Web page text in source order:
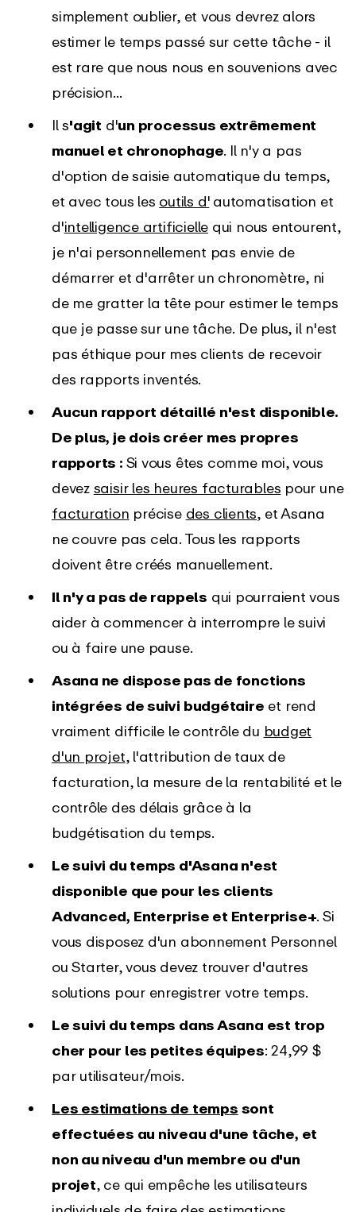
simplement oublier, et vous devrez alors
estimer le temps passé sur cette tâche - il
est rare que nous nous en souvenions avec
précision...
Il s'agit d'un processus extrêmement
manuel et chronophage. Il n'y a pas
d'option de saisie automatique du temps,
et avec tous les outils d'automatisation et
d'intelligence artificielle qui nous entourent,
je n'ai personnellement pas envie de
démarrer et d'arrêter un chronomètre, ni
de me gratter la tête pour estimer le temps
que je passe sur une tâche. De plus, il n'est
pas éthique pour mes clients de recevoir
des rapports inventés.
Aucun rapport détaillé n'est disponible.
De plus, je dois créer mes propres
rapports : Si vous êtes comme moi, vous
devez saisir les heures facturables pour une
facturation précise des clients, et Asana
ne couvre pas cela. Tous les rapports
doivent être créés manuellement.
Il n'y a pas de rappels qui pourraient vous
aider à commencer à interrompre le suivi
ou à faire une pause.
Asana ne dispose pas de fonctions
intégrées de suivi budgétaire et rend
vraiment difficile le contrôle du budget
d'un projet, l'attribution de taux de
facturation, la mesure de la rentabilité et le
contrôle des délais grâce à la
budgétisation du temps.
Le suivi du temps d'Asana n'est
disponible que pour les clients
Advanced, Enterprise et Enterprise+. Si
vous disposez d'un abonnement Personnel
ou Starter, vous devez trouver d'autres
solutions pour enregistrer votre temps.
Le suivi du temps dans Asana est trop
cher pour les petites équipes: 24,99 $
par utilisateur/mois.
Les estimations de temps sont
effectuées au niveau d'une tâche, et
non au niveau d'un membre ou d'un
projet, ce qui empêche les utilisateurs